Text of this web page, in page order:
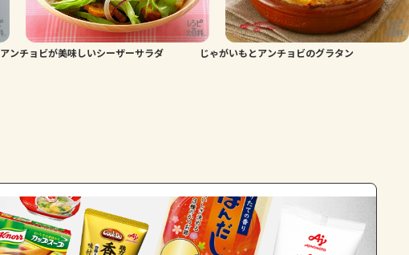
アンチョビが美味しいシーザーサラダ じゃがいもとアンチョビのグラタン